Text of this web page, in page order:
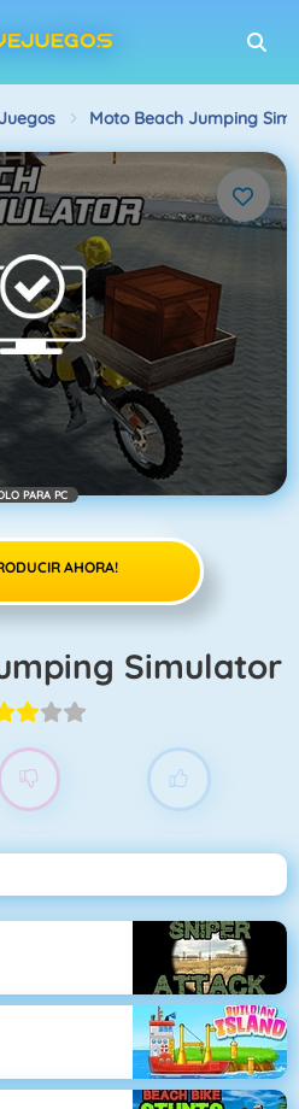
Moto Beach Jumping
PARA PC
AHORA!
Simulator